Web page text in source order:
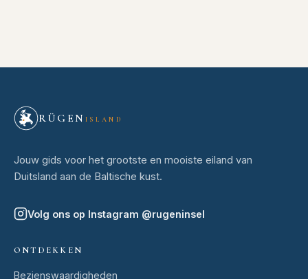
RÜGEN ISLAND
Jouw gids voor het grootste en mooiste eiland van
Duitsland aan de Baltische kust.
Volg ons op Instagram @rugeninsel
ONTDEKKEN
Bezienswaardigheden